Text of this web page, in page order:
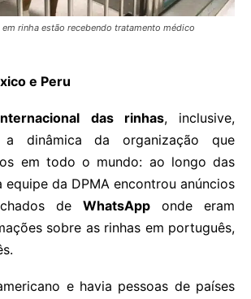
rinha estão recebendo tratamento médico
e Peru
das rinhas, inclusive,
dinâmica da organização que
em todo o mundo: ao longo das
equipe da DPMA encontrou anúncios
de WhatsApp onde eram
sobre as rinhas em português,
e havia pessoas de países